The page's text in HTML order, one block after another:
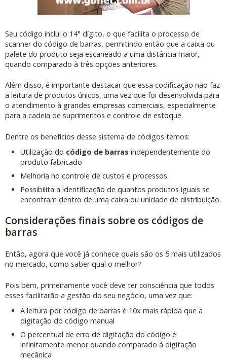
Seu código inclui o 14° dígito, o que facilita o processo de
scanner do código de barras, permitindo então que a caixa ou
palete do produto seja escaneado a uma distância maior,
quando comparado à três opções anteriores.
Além disso, é importante destacar que essa codificação não faz
a leitura de produtos únicos, uma vez que foi desenvolvida para
o atendimento à grandes empresas comerciais, especialmente
para a cadeia de suprimentos e controle de estoque.
Dentre os benefícios desse sistema de códigos temos:
Utilização do código de barras independentemente do
produto fabricado
Melhoria no controle de custos e processos
Possibilita a identificação de quantos produtos iguais se
encontram dentro de uma caixa ou unidade de distribuição.
Considerações finais sobre os códigos de
barras
Então, agora que você já conhece quais são os 5 mais utilizados
no mercado, como saber qual o melhor?
Pois bem, primeiramente você deve ter consciência que todos
esses facilitarão a gestão do seu negócio, uma vez que:
A leitura por código de barras é 10x mais rápida que a
digitação do código manual
O percentual de erro de digitação do código é
infinitamente menor quando comparado à digitação
mecânica